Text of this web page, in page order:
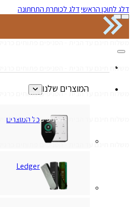
דלג לתוכן הראשידלג לכותרת התחתונה
משלוח חינם עד הבית - הסניפים פתוחים כרגיל
משלוח חינם עד הבית - הסניפים פתוחים כרגיל
משלוח חינם עד הבית - הסניפים פתוחים כרגיל
משלוח חינם עד הבית - הסניפים פתוחים כרגיל
המוצרים שלנו
כל המוצרים
Ledger